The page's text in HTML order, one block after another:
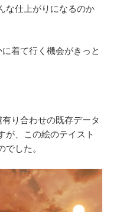
な仕上がりになるのか
着て行く機会がきっと
り合わせの既存データ
が、この絵のテイスト
した。